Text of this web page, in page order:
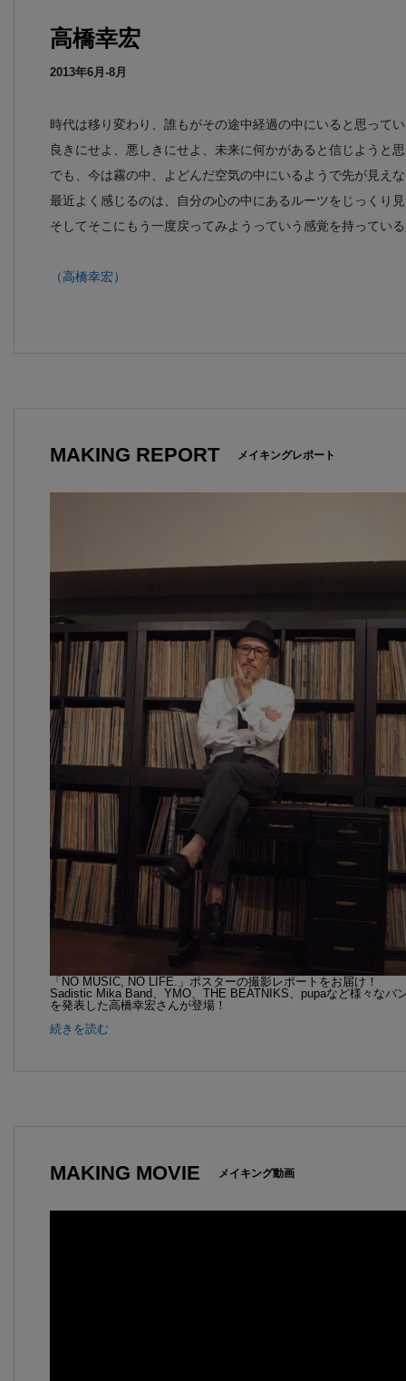
高橋幸宏
2013年6月-8月
時代は移り変わり、誰もがその途中経過の中にいると思って
良きにせよ、悪しきにせよ、未来に何かがあると信じようと
でも、今は霧の中、よどんだ空気の中にいるようで先が見え
最近よく感じるのは、自分の心の中にあるルーツをじっくり
そしてそこにもう一度戻ってみようっていう感覚を持ってい
（高橋幸宏）
MAKING REPORT メイキングレポート
「NO MUSIC, NO LIFE.」ポスターの撮影レポートをお届け！
Sadistic Mika Band、YMO、THE BEATNIKS、pupaなど様々な
を発表した高橋幸宏さんが登場！
続きを読む
MAKING MOVIE メイキング動画